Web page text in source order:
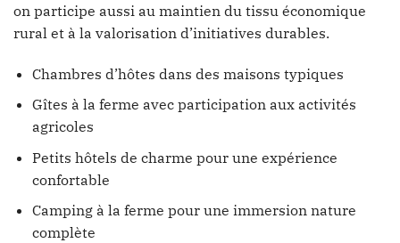
on participe aussi au maintien du tissu économique
rural et à la valorisation d’initiatives durables.
Chambres d’hôtes dans des maisons typiques
Gîtes à la ferme avec participation aux activités
agricoles
Petits hôtels de charme pour une expérience
confortable
Camping à la ferme pour une immersion nature
complète